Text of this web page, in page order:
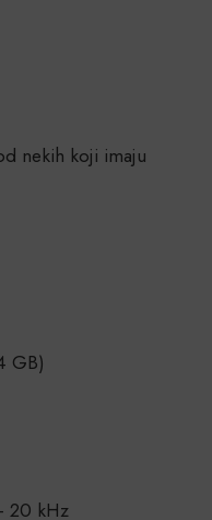
nekih koji imaju
GB)
20 kHz